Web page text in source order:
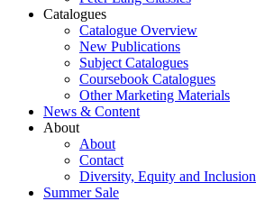
Catalogues
Catalogue Overview
New Publications
Subject Catalogues
Coursebook Catalogues
Other Marketing Materials
News & Content
About
About
Contact
Diversity, Equity and Inclusion
Summer Sale